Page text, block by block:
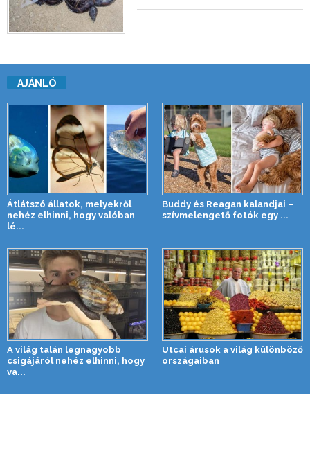
AJÁNLÓ
Átlátszó állatok, melyekről
nehéz elhinni, hogy valóban
lé...
Buddy és Reagan kalandjai –
szívmelengető fotók egy ...
A világ talán legnagyobb
csigájáról nehéz elhinni, hogy
va...
Utcai árusok a világ különböző
országaiban